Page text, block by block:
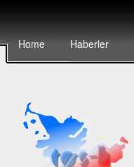
Home Haberler